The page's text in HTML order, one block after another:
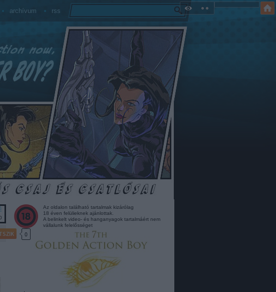
archívum rss
0
Az oldalon található tartalmak kizárólag
18 éven felülieknek ajánlottak.
A belinkelt video- és hanganyagok tartalmáért nem
vállalunk felelősséget